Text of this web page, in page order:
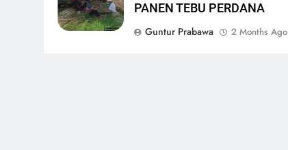
PANEN TEBU PERDANA
Guntur Prabawa
2 Months Ago